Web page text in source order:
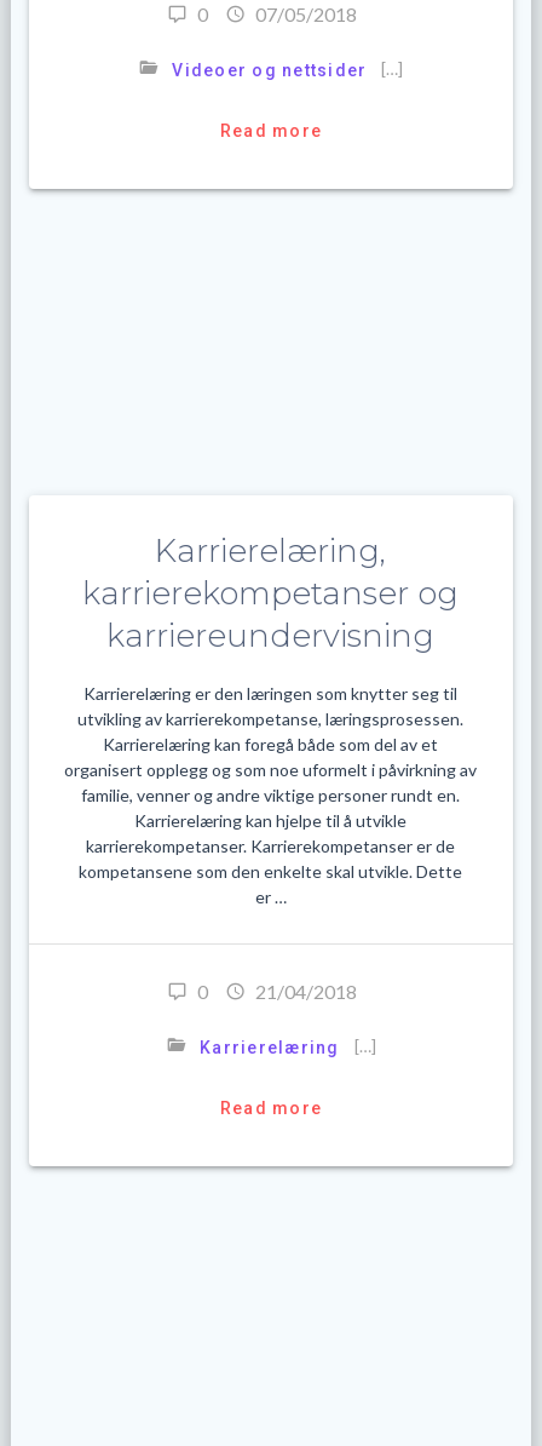
0 07/05/2018
Videoer og nettsider […]
Read more
Karrierelæring,
karrierekompetanser og
karriereundervisning
Karrierelæring er den læringen som knytter seg til
utvikling av karrierekompetanse, læringsprosessen.
Karrierelæring kan foregå både som del av et
organisert opplegg og som noe uformelt i påvirkning av
familie, venner og andre viktige personer rundt en.
Karrierelæring kan hjelpe til å utvikle
karrierekompetanser. Karrierekompetanser er de
kompetansene som den enkelte skal utvikle. Dette
er …
0 21/04/2018
Karrierelæring […]
Read more